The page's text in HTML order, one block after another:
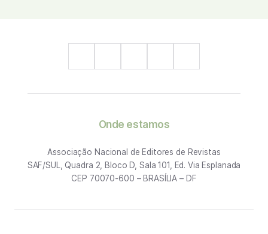
Onde estamos
Associação Nacional de Editores de Revistas
SAF/SUL, Quadra 2, Bloco D, Sala 101, Ed. Via Esplanada
CEP 70070-600 – BRASÍLIA – DF